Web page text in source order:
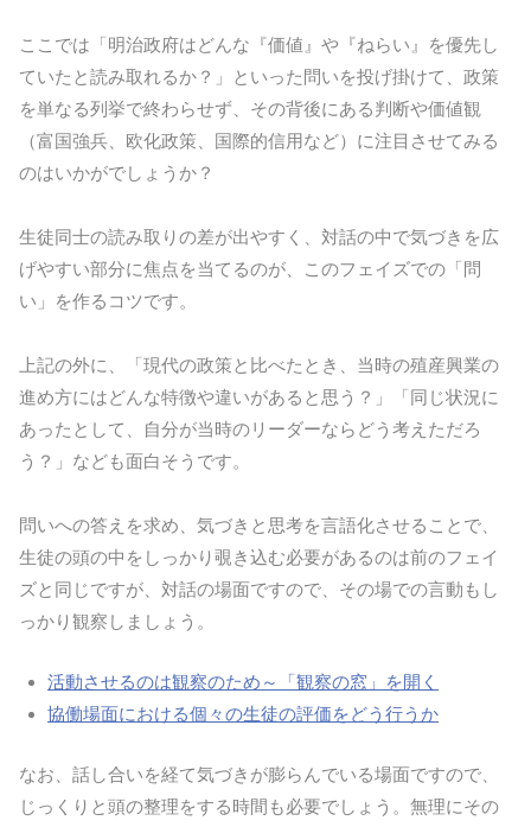
ここでは「明治政府はどんな『価値』や『ねらい』を優先し
ていたと読み取れるか？」といった問いを投げ掛けて、政策
を単なる列挙で終わらせず、その背後にある判断や価値観
（富国強兵、欧化政策、国際的信用など）に注目させてみる
のはいかがでしょうか？
生徒同士の読み取りの差が出やすく、対話の中で気づきを広
げやすい部分に焦点を当てるのが、このフェイズでの「問
い」を作るコツです。
上記の外に、「現代の政策と比べたとき、当時の殖産興業の
進め方にはどんな特徴や違いがあると思う？」「同じ状況に
あったとして、自分が当時のリーダーならどう考えただろ
う？」なども面白そうです。
問いへの答えを求め、気づきと思考を言語化させることで、
生徒の頭の中をしっかり覗き込む必要があるのは前のフェイ
ズと同じですが、対話の場面ですので、その場での言動もし
っかり観察しましょう。
活動させるのは観察のため～「観察の窓」を開く
協働場面における個々の生徒の評価をどう行うか
なお、話し合いを経て気づきが膨らんでいる場面ですので、
じっくりと頭の整理をする時間も必要でしょう。無理にその